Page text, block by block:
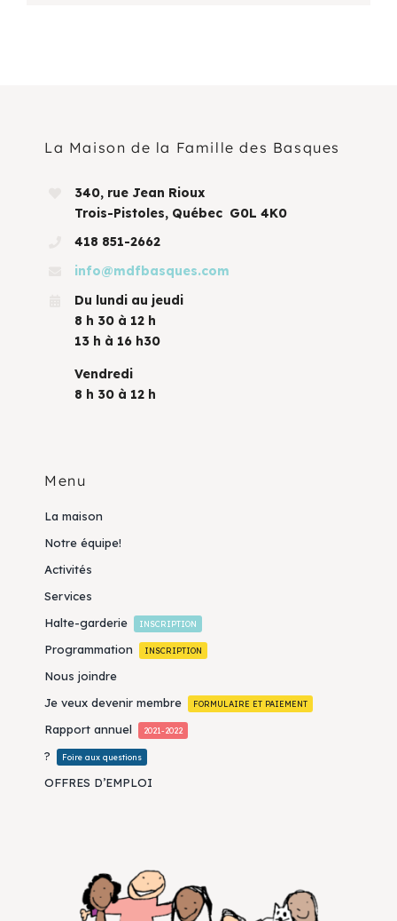
La Maison de la Famille des Basques
340, rue Jean Rioux
Trois-Pistoles, Québec G0L 4K0
418 851-2662
info@mdfbasques.com
Du lundi au jeudi
8 h 30 à 12 h
13 h à 16 h30
Vendredi
8 h 30 à 12 h
Menu
La maison
Notre équipe!
Activités
Services
Halte-garderie
INSCRIPTION
Programmation INSCRIPTION
Nous joindre
Je veux devenir membre
FORMULAIRE ET PAIEMENT
Rapport annuel 2021-2022
? Foire aux questions
OFFRES D’EMPLOI